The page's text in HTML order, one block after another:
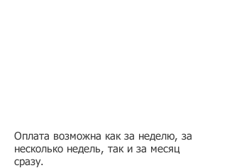
Оплата возможна как за неделю, за
несколько недель, так и за месяц
сразу.